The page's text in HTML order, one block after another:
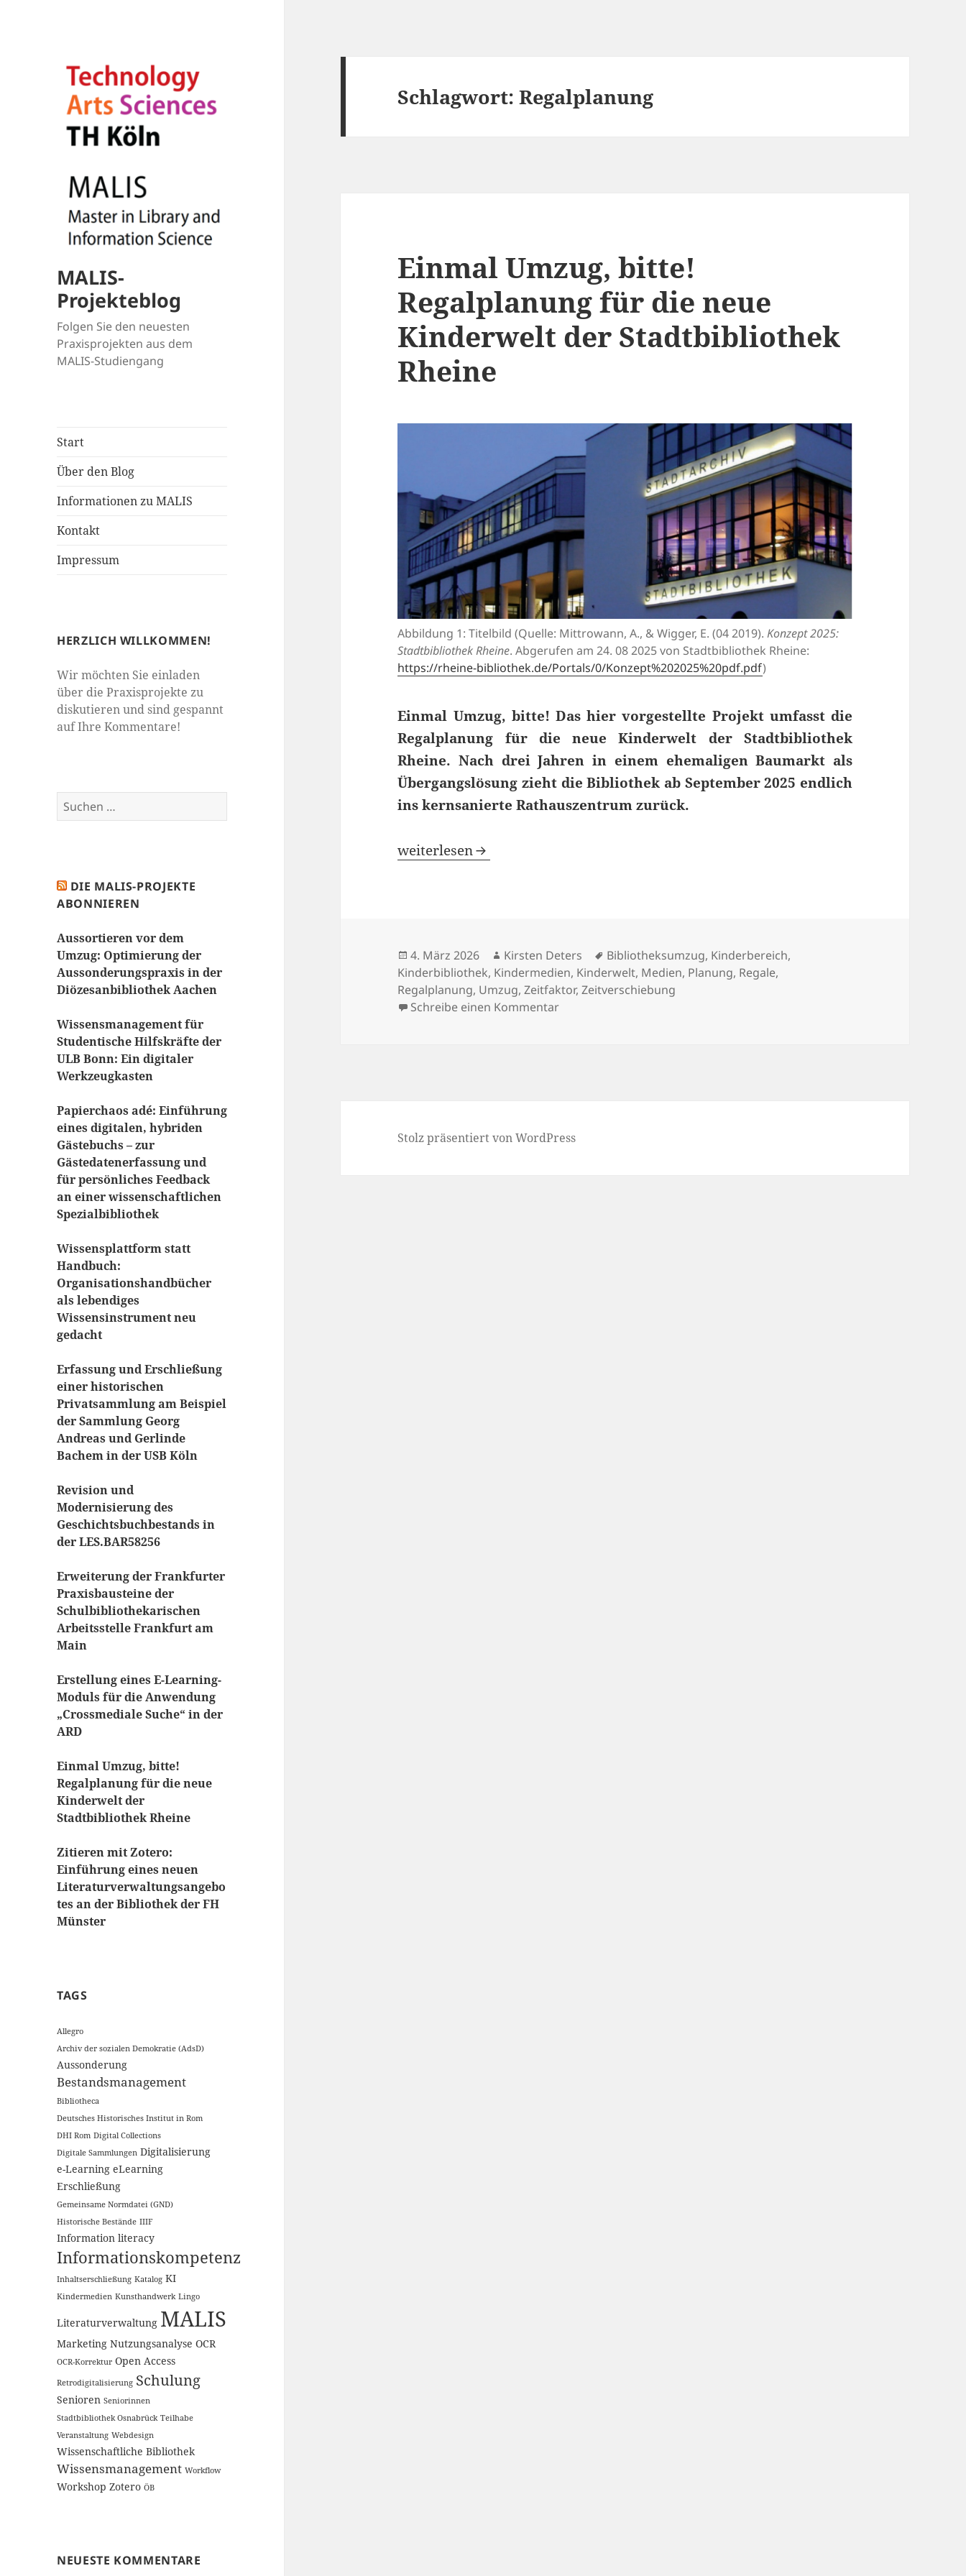
MALIS-
Projekteblog
Folgen Sie den neuesten
Praxisprojekten aus dem
MALIS-Studiengang
Start
Über den Blog
Informationen zu MALIS
Kontakt
Impressum
HERZLICH WILLKOMMEN!
Wir möchten Sie einladen
über die Praxisprojekte zu
diskutieren und sind gespannt
auf Ihre Kommentare!
Suchen
nach:
DIE MALIS-PROJEKTE
ABONNIEREN
Aussortieren vor dem
Umzug: Optimierung der
Aussonderungspraxis in der
Diözesanbibliothek Aachen
Wissensmanagement für
Studentische Hilfskräfte der
ULB Bonn: Ein digitaler
Werkzeugkasten
Papierchaos adé: Einführung
eines digitalen, hybriden
Gästebuchs – zur
Gästedatenerfassung und
für persönliches Feedback
an einer wissenschaftlichen
Spezialbibliothek
Wissensplattform statt
Handbuch:
Organisationshandbücher
als lebendiges
Wissensinstrument neu
gedacht
Erfassung und Erschließung
einer historischen
Privatsammlung am Beispiel
der Sammlung Georg
Andreas und Gerlinde
Bachem in der USB Köln
Revision und
Modernisierung des
Geschichtsbuchbestands in
der LES.BAR58256
Erweiterung der Frankfurter
Praxisbausteine der
Schulbibliothekarischen
Arbeitsstelle Frankfurt am
Main
Erstellung eines E-Learning-
Moduls für die Anwendung
„Crossmediale Suche“ in der
ARD
Einmal Umzug, bitte!
Regalplanung für die neue
Kinderwelt der
Stadtbibliothek Rheine
Zitieren mit Zotero:
Einführung eines neuen
Literaturverwaltungsangebo
tes an der Bibliothek der FH
Münster
TAGS
Allegro
Archiv der sozialen Demokratie (AdsD)
Aussonderung
Bestandsmanagement
Bibliotheca
Deutsches Historisches Institut in Rom
DHI Rom Digital Collections
Digitale Sammlungen Digitalisierung
e-Learning eLearning
Erschließung
Gemeinsame Normdatei (GND)
Historische Bestände IIIF
Information literacy
Informationskompetenz
Inhaltserschließung Katalog KI
Kindermedien Kunsthandwerk Lingo
Literaturverwaltung MALIS
Marketing Nutzungsanalyse OCR
OCR-Korrektur Open Access
Retrodigitalisierung Schulung
Senioren Seniorinnen
Stadtbibliothek Osnabrück Teilhabe
Veranstaltung Webdesign
Wissenschaftliche Bibliothek
Wissensmanagement Workflow
Workshop Zotero ÖB
NEUESTE KOMMENTARE
Schlagwort:Regalplanung
Einmal Umzug, bitte!
Regalplanung für die neue
Kinderwelt der Stadtbibliothek
Rheine
Abbildung 1: Titelbild (Quelle: Mittrowann, A., & Wigger, E. (04 2019).Konzept 2025:
Stadtbibliothek Rheine. Abgerufen am 24. 08 2025 von Stadtbibliothek Rheine:
https://rheine-bibliothek.de/Portals/0/Konzept%202025%20pdf.pdf)
Einmal Umzug, bitte! Das hier vorgestellte Projekt umfasst die
Regalplanung für die neue Kinderwelt der Stadtbibliothek
Rheine. Nach drei Jahren in einem ehemaligen Baumarkt als
Übergangslösung zieht die Bibliothek ab September 2025 endlich
ins kernsanierte Rathauszentrum zurück.
Einmal Umzug, bitte! Regalplanung für die neue Kinderwelt der Stadtbibliothek Rheine
weiterlesen
Veröffentlicht
am
4. März 2026 Autor
Kirsten Deters Schlagwörter
Bibliotheksumzug, Kinderbereich,
Kinderbibliothek, Kindermedien, Kinderwelt, Medien, Planung, Regale,
Regalplanung, Umzug,Zeitfaktor,Zeitverschiebung
Schreibe einen Kommentarzu Einmal Umzug, bitte! Regalplanung für die neue Kinderwelt der
Stolz präsentiert von WordPress